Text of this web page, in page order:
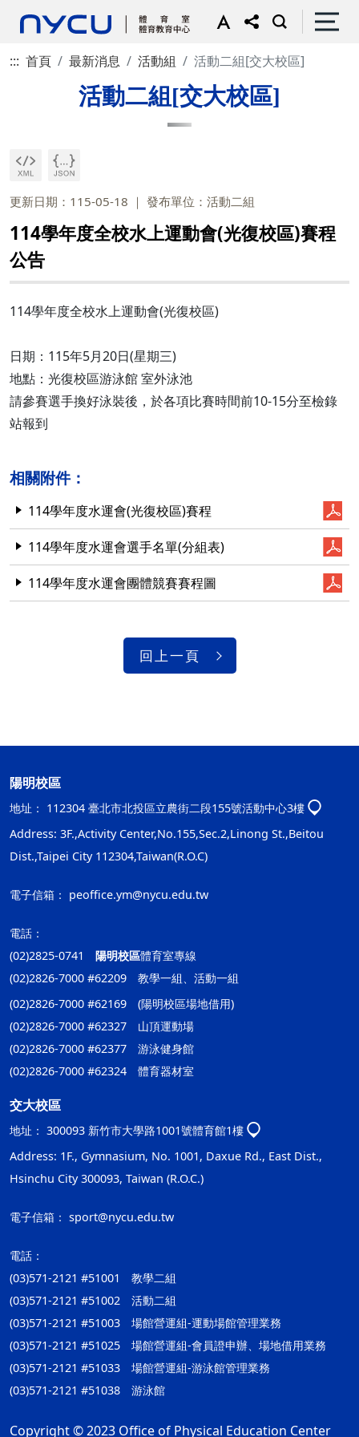
::: 首頁 最新消息 活動組 活動二組[交大校區]
活動二組[交大校區]
更新日期：115-05-18 發布單位：活動二組
114學年度全校水上運動會(光復校區)賽程
公告
114學年度全校水上運動會(光復校區)
日期：115年5月20日(星期三)
地點：光復校區游泳館 室外泳池
請參賽選手換好泳裝後，於各項比賽時間前10-15分至檢錄
站報到
相關附件：
114學年度水運會(光復校區)賽程
114學年度水運會選手名單(分組表)
114學年度水運會團體競賽賽程圖
回上一頁
陽明校區
地址： 112304 臺北市北投區立農街二段155號活動中心3樓
Address: 3F.,Activity Center,No.155,Sec.2,Linong St.,Beitou
Dist.,Taipei City 112304,Taiwan(R.O.C)
電子信箱： peoffice.ym@nycu.edu.tw
電話：
(02)2825-0741 陽明校區體育室專線
(02)2826-7000 #62209 教學一組、活動一組
(02)2826-7000 #62169 (陽明校區場地借用)
(02)2826-7000 #62327 山頂運動場
(02)2826-7000 #62377 游泳健身館
(02)2826-7000 #62324 體育器材室
交大校區
地址： 300093 新竹市大學路1001號體育館1樓
Address: 1F., Gymnasium, No. 1001, Daxue Rd., East Dist.,
Hsinchu City 300093, Taiwan (R.O.C.)
電子信箱： sport@nycu.edu.tw
電話：
(03)571-2121 #51001 教學二組
(03)571-2121 #51002 活動二組
(03)571-2121 #51003 場館營運組-運動場館管理業務
(03)571-2121 #51025 場館營運組-會員證申辦、場地借用業務
(03)571-2121 #51033 場館營運組-游泳館管理業務
(03)571-2121 #51038 游泳館
Copyright © 2023 Office of Physical Education Center